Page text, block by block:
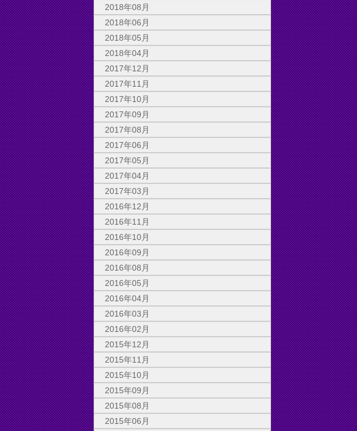
2018年08月
2018年06月
2018年05月
2018年04月
2017年12月
2017年11月
2017年10月
2017年09月
2017年08月
2017年06月
2017年05月
2017年04月
2017年03月
2016年12月
2016年11月
2016年10月
2016年09月
2016年08月
2016年05月
2016年04月
2016年03月
2016年02月
2015年12月
2015年11月
2015年10月
2015年09月
2015年08月
2015年06月